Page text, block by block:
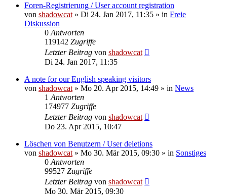
Foren-Registrierung / User account registration
von shadowcat » Di 24. Jan 2017, 11:35 » in Freie
Diskussion
0 Antworten
119142 Zugriffe
Letzter Beitrag von shadowcat
Di 24. Jan 2017, 11:35
A note for our English speaking visitors
von shadowcat » Mo 20. Apr 2015, 14:49 » in News
1 Antworten
174977 Zugriffe
Letzter Beitrag von shadowcat
Do 23. Apr 2015, 10:47
Löschen von Benutzern / User deletions
von shadowcat » Mo 30. Mär 2015, 09:30 » in Sonstiges
0 Antworten
99527 Zugriffe
Letzter Beitrag von shadowcat
Mo 30. Mär 2015, 09:30